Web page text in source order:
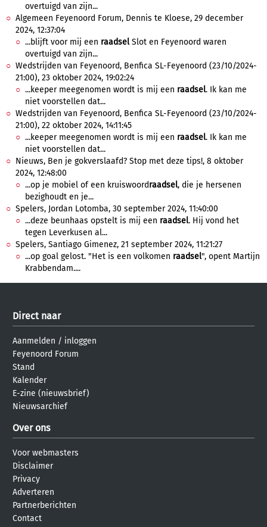
overtuigd van zijn...
Algemeen Feyenoord Forum, Dennis te Kloese, 29 december
2024, 12:37:04
...blijft voor mij een raadselSlot en Feyenoord waren
overtuigd van zijn...
Wedstrijden van Feyenoord, Benfica SL-Feyenoord (23/10/2024-
21:00), 23 oktober 2024, 19:02:24
...keeper meegenomen wordt is mij een raadsel. Ik kan me
niet voorstellen dat...
Wedstrijden van Feyenoord, Benfica SL-Feyenoord (23/10/2024-
21:00), 22 oktober 2024, 14:11:45
...keeper meegenomen wordt is mij een raadsel. Ik kan me
niet voorstellen dat...
Nieuws, Ben je gokverslaafd? Stop met deze tips!, 8 oktober
2024, 12:48:00
...op je mobiel of een kruiswoordraadsel, die je hersenen
bezighoudt en je...
Spelers, Jordan Lotomba, 30 september 2024, 11:40:00
...deze beunhaas opstelt is mij een raadsel. Hij vond het
tegen Leverkusen al...
Spelers, Santiago Gimenez, 21 september 2024, 11:21:27
...op goal gelost. "Het is een volkomen raadsel", opent Martijn
Krabbendam....
Direct naar
Aanmelden / inloggen
Feyenoord Forum
Stand
Kalender
E-zine (nieuwsbrief)
Nieuwsarchief
Over ons
Voor webmasters
Disclaimer
Privacy
Adverteren
Partnerberichten
Contact